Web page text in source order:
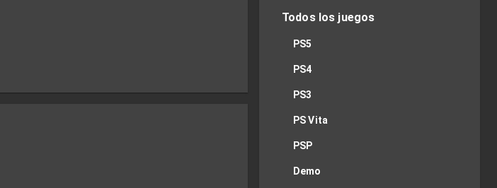
Todos los juegos
PS5
PS4
PS3
PS Vita
PSP
Demo